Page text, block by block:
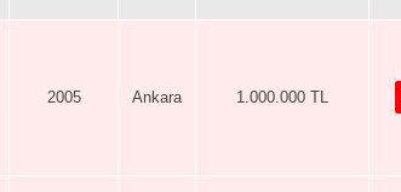
2005 Ankara 1.000.000 TL